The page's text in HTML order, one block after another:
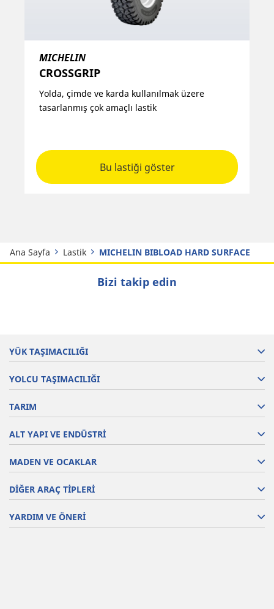
MICHELIN
CROSSGRIP​
Yolda, çimde ve karda kullanılmak üzere
tasarlanmış çok amaçlı lastik​
Bu lastiği göster
Ana Sayfa Lastik MICHELIN BIBLOAD HARD SURFACE​
Bizi takip edin
YÜK TAŞIMACILIĞI
YOLCU TAŞIMACILIĞI
TARIM
ALT YAPI VE ENDÜSTRİ
MADEN VE OCAKLAR
DİĞER ARAÇ TİPLERİ
YARDIM VE ÖNERİ